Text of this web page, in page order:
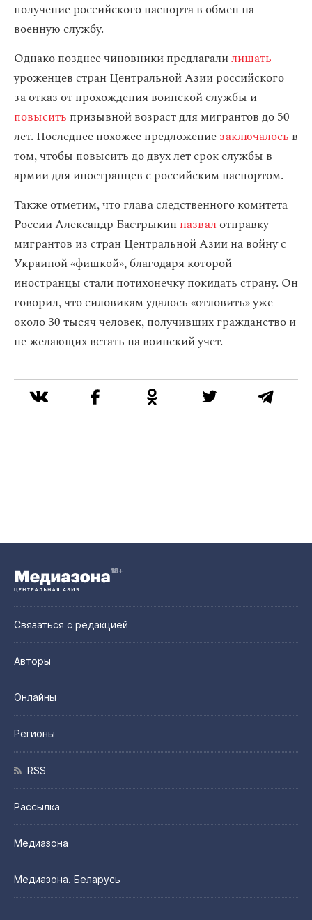
получение российского паспорта в обмен на
военную службу.
Однако позднее чиновники предлагалилишать
уроженцев стран Центральной Азии российского
за отказ от прохождения воинской службы и
повысить призывной возраст для мигрантов до 50
лет. Последнее похожее предложениезаключалось в
том, чтобы повысить до двух лет срок службы в
армии для иностранцев с российским паспортом.
Также отметим, что глава следственного комитета
России Александр Бастрыкин назвал отправку
мигрантов из стран Центральной Азии на войну с
Украиной «фишкой», благодаря которой
иностранцы стали потихонечку покидать страну. Он
говорил, что силовикам удалось «отловить» уже
около 30 тысяч человек, получивших гражданство и
не желающих встать на воинский учет.
Связаться с редакцией
Авторы
Онлайны
Регионы
RSS
Рассылка
Медиазона
Медиазона. Беларусь